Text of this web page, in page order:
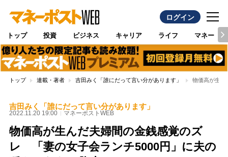
ログイン
トップ 投資 ビジネス キャリア ライフ マネー
トップ 連載・著者 吉田みく「誰にだって言い分があります」 物価高が生
吉田みく「誰にだって言い分があります」
2022.11.20 19:00 マネーポストWEB
物価高が生んだ夫婦間の金銭感覚のズ
レ 「妻の女子会ランチ5000円」に夫の